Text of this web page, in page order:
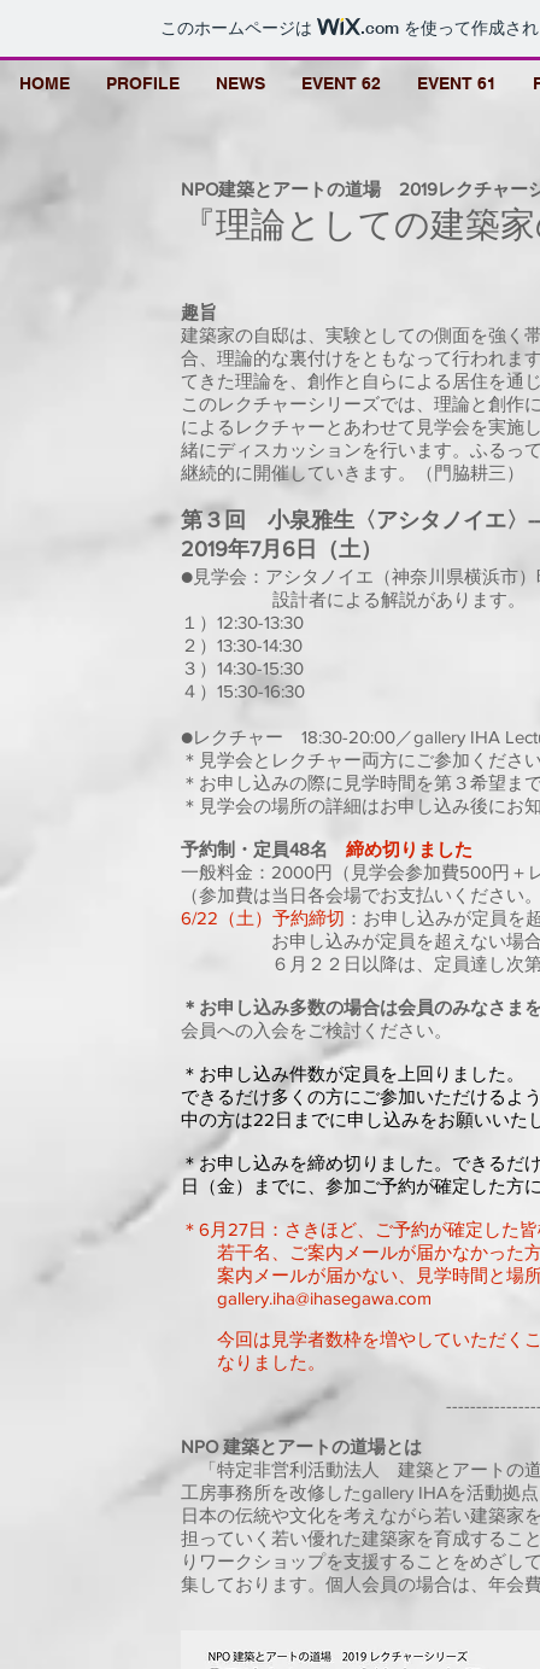
このホームページは .com を使って作成さ
HOME PROFILE NEWS EVENT 62 EVENT 61
NPO建築とアートの道場 2019レクチャー
『理論としての建築
趣旨
建築家の自邸は、実験としての側面を強く
合、理論的な裏付けをともなって行われま
てきた理論を、創作と自らによる居住を通
このレクチャーシリーズでは、理論と創作
によるレクチャーとあわせて見学会を実施
緒にディスカッションを行います。ふるっ
継続的に開催していきます。（門脇耕三）
第３回 小泉雅生〈アシタノイエ〉
2019年7月6日（土）
●見学会：アシタノイエ（神奈川県横浜市
設計者による解説があります。
１）12:30-13:30
２）13:30-14:30
３）14:30-15:30
４）15:30-16:30
●レクチャー 18:30-20:00／gallery IHA
＊見学会とレクチャー両方にご参加くださ
＊お申し込みの際に見学時間を第３希望ま
＊見学会の場所の詳細はお申し込み後にお
予約制・定員48名 締め切りました
一般料金：2000円（見学会参加費500円＋
（参加費は当日各会場でお支払いくださ
6/22（土）予約締切 ：お申し込みが定員を
お申し込みが定員を超えない場合は
６月２２日以降は、定員達し次第お
＊お申し込み多数の場合は会員のみなさま
会員への入会をご検討ください。
＊お申し込み件数が定員を上回りました。
できるだけ多くの方にご参加いただけるよ
中の方は22日までに申し込みをお願いいた
＊お申し込みを締め切りました。​できるだ
日（金）までに、参加ご予約が確定した方
＊6月27日：さきほど、ご予約が確定した
若干名、ご案内メールが届かなかった
案内メールが届かない、見学時間と場
gallery.iha@ihasegawa.com
今回は見学者数枠を増やしていただくこ
なりました。
NPO 建築とアートの道場とは
「特定非営利活動法人 建築とアートの
工房事務所を改修したgallery IHAを活動拠
日本の伝統や文化を考えながら若い建築家
担っていく若い優れた建築家を育成するこ
りワークショップを支援することをめざし
集しております。個人会員の場合は、年会